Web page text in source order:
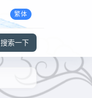
繁体
搜索一下